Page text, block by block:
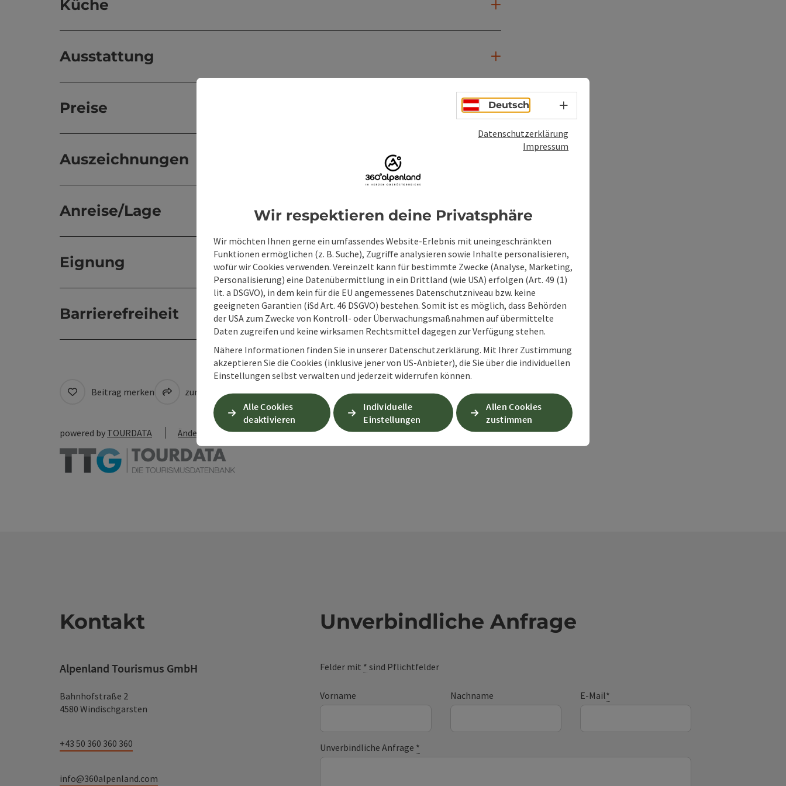
Küche
Ausstattung
Preise
Auszeichnungen
Anreise/Lage
Eignung
Barrierefreiheit
Beitrag merken zum Merkzettel PDF erstellen Beitrag drucken In der Nähe
powered by TOURDATA Änderung vorschlagen
Kontakt
Alpenland Tourismus GmbH
Bahnhofstraße 2
4580 Windischgarsten
+43 50 360 360 360
info@360alpenland.com
Unverbindliche Anfrage
Felder mit * sind Pflichtfelder
Vorname Nachname E-Mail*
Unverbindliche Anfrage *
Deutsch Sprachwahl - Menü öffnen
Datenschutzerklärung
Impressum
Wir respektieren deine Privatsphäre
Wir möchten Ihnen gerne ein umfassendes Website-Erlebnis mit uneingeschränkten
Funktionen ermöglichen (z. B. Suche), Zugriffe analysieren sowie Inhalte personalisieren,
wofür wir Cookies verwenden. Vereinzelt kann für bestimmte Zwecke (Analyse, Marketing,
Personalisierung) eine Datenübermittlung in ein Drittland (wie USA) erfolgen (Art. 49 (1)
lit. a DSGVO), in dem kein für die EU angemessenes Datenschutzniveau bzw. keine
geeigneten Garantien (iSd Art. 46 DSGVO) bestehen. Somit ist es möglich, dass Behörden
der USA zum Zwecke von Kontroll- oder Überwachungsmaßnahmen auf übermittelte
Daten zugreifen und keine wirksamen Rechtsmittel dagegen zur Verfügung stehen.
Nähere Informationen finden Sie in unserer Datenschutzerklärung. Mit Ihrer Zustimmung
akzeptieren Sie die Cookies (inklusive jener von US-Anbieter), die Sie über die individuellen
Einstellungen selbst verwalten und jederzeit widerrufen können.
Alle Cookies
deaktivieren
Individuelle
Einstellungen
Allen Cookies
zustimmen